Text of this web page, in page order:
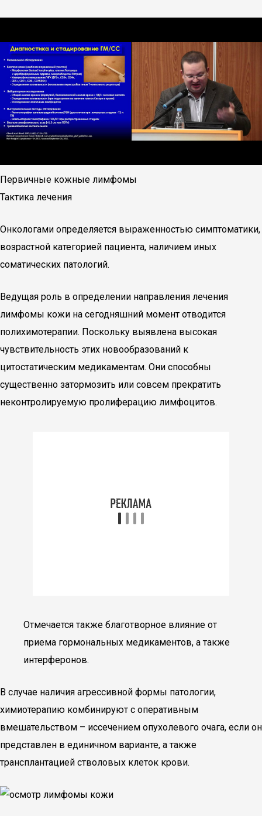
Первичные кожные лимфомы
Тактика лечения
Онкологами определяется выраженностью симптоматики,
возрастной категорией пациента, наличием иных
соматических патологий.
Ведущая роль в определении направления лечения
лимфомы кожи на сегодняшний момент отводится
полихимотерапии. Поскольку выявлена высокая
чувствительность этих новообразований к
цитостатическим медикаментам. Они способны
существенно затормозить или совсем прекратить
неконтролируемую пролиферацию лимфоцитов.
Отмечается также благотворное влияние от
приема гормональных медикаментов, а также
интерферонов.
В случае наличия агрессивной формы патологии,
химиотерапию комбинируют с оперативным
вмешательством – иссечением опухолевого очага, если он
представлен в единичном варианте, а также
трансплантацией стволовых клеток крови.